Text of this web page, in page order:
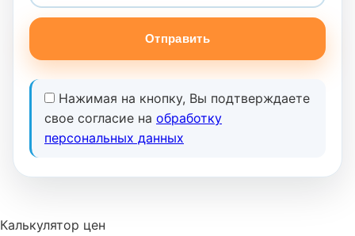
Отправить
Нажимая на кнопку, Вы подтверждаете
свое согласие на обработку
персональных данных
Калькулятор цен